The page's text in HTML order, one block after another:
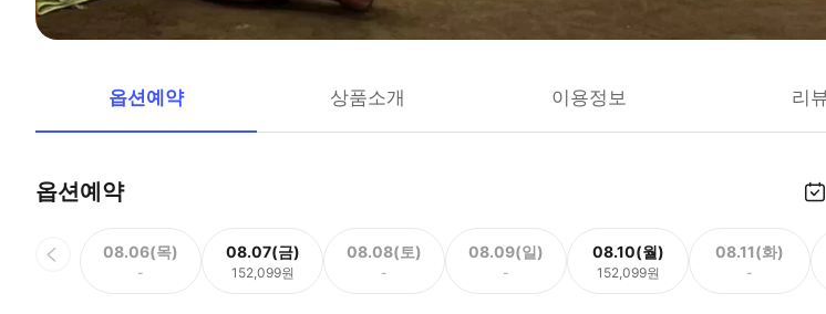
옵션예약 상품소개 이용정보 리
옵션예약
08.06(목)
-
08.07(금)
152,099원
08.08(토)
-
08.09(일)
-
08.10(월)
152,099원
08.11(화)
-